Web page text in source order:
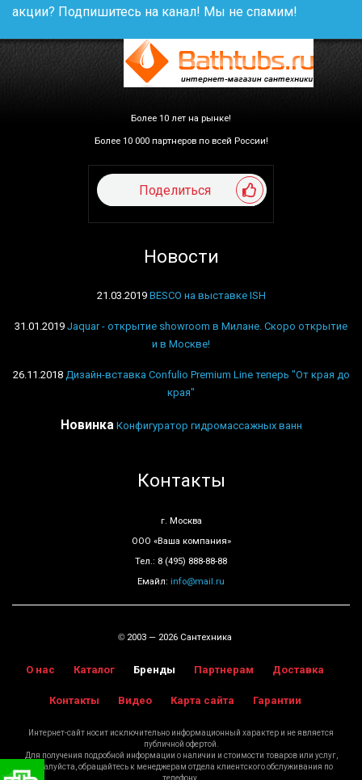
акции? Подпишитесь на канал! Мы не спамим!
Более 10 лет на рынке!
Более 10 000 партнеров по всей России!
Поделиться
Новости
21.03.2019 BESCO на выставке ISH
31.01.2019 Jaquar - открытие showroom в Милане. Скоро открытие
и в Москве!
26.11.2018 Дизайн-вставка Confulio Premium Line теперь "От края до
края"
Новинка Конфигуратор гидромассажных ванн
Контакты
г. Москва
ООО «Ваша компания»
Тел.: 8 (495) 888-88-88
Емайл: info@mail.ru
© 2003 — 2026 Сантехника
О нас Каталог Бренды Партнерам Доставка
Контакты Видео Карта сайта Гарантии
Интернет-сайт носит исключительно информационный характер и не является
публичной офертой.
Для получения подробной информации о наличии и стоимости товаров или услуг,
пожалуйста, обращайтесь к менеджерам отдела клиентского обслуживания по
Сантехника «Санмаркет»